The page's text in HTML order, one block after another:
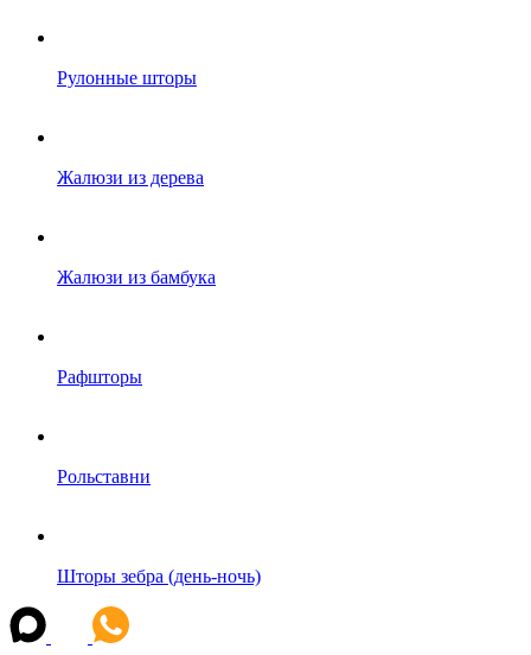
Рулонные шторы
Жалюзи из дерева
Жалюзи из бамбука
Рафшторы
Рольставни
Шторы зебра (день-ночь)